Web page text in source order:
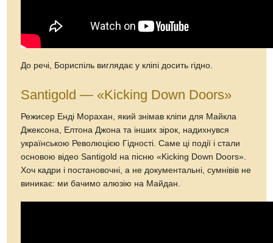
До речі, Бориспіль виглядає у кліпі досить гідно.
Santigold — «Kicking Down Doors»
Режисер Енді Морахан, який знімав кліпи для Майкла
Джексона, Елтона Джона та інших зірок, надихнувся
українською Революцією Гідності. Саме ці події і стали
основою відео Santigold на пісню «Kicking Down Doors».
Хоч кадри і постановочні, а не документальні, сумнівів не
виникає: ми бачимо алюзію на Майдан.